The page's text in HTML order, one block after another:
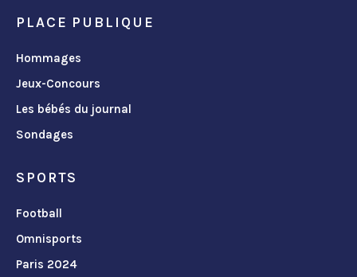
PLACE PUBLIQUE
Hommages
Jeux-Concours
Les bébés du journal
Sondages
SPORTS
Football
Omnisports
Paris 2024